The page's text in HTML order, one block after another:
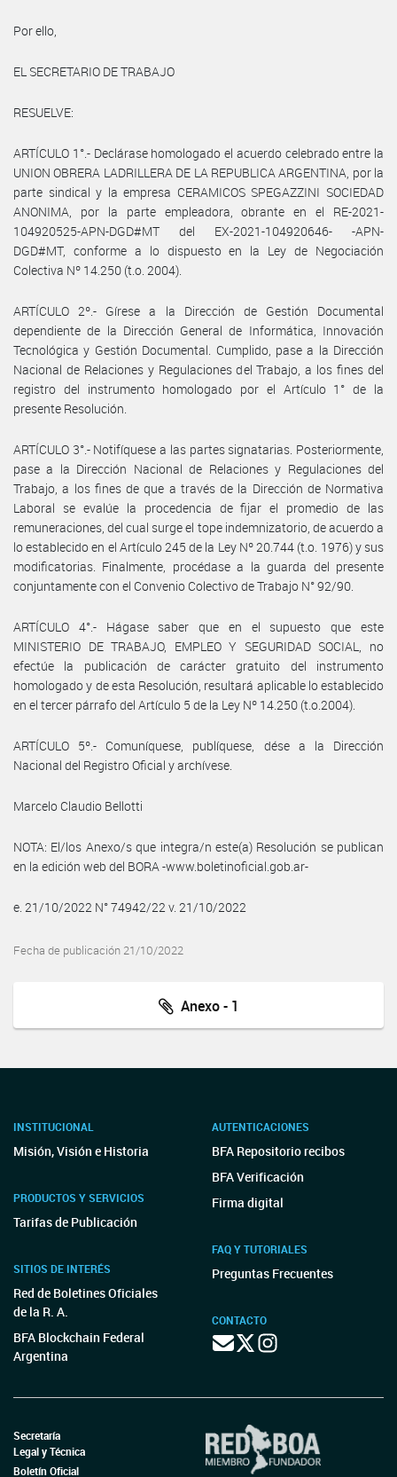
Por ello,
EL SECRETARIO DE TRABAJO
RESUELVE:
ARTÍCULO 1°.- Declárase homologado el acuerdo celebrado entre la
UNION OBRERA LADRILLERA DE LA REPUBLICA ARGENTINA, por la
parte sindical y la empresa CERAMICOS SPEGAZZINI SOCIEDAD
ANONIMA, por la parte empleadora, obrante en el RE-2021-
104920525-APN-DGD#MT del EX-2021-104920646- -APN-
DGD#MT, conforme a lo dispuesto en la Ley de Negociación
Colectiva Nº 14.250 (t.o. 2004).
ARTÍCULO 2º.- Gírese a la Dirección de Gestión Documental
dependiente de la Dirección General de Informática, Innovación
Tecnológica y Gestión Documental. Cumplido, pase a la Dirección
Nacional de Relaciones y Regulaciones del Trabajo, a los fines del
registro del instrumento homologado por el Artículo 1° de la
presente Resolución.
ARTÍCULO 3°.- Notifíquese a las partes signatarias. Posteriormente,
pase a la Dirección Nacional de Relaciones y Regulaciones del
Trabajo, a los fines de que a través de la Dirección de Normativa
Laboral se evalúe la procedencia de fijar el promedio de las
remuneraciones, del cual surge el tope indemnizatorio, de acuerdo a
lo establecido en el Artículo 245 de la Ley Nº 20.744 (t.o. 1976) y sus
modificatorias. Finalmente, procédase a la guarda del presente
conjuntamente con el Convenio Colectivo de Trabajo N° 92/90.
ARTÍCULO 4°.- Hágase saber que en el supuesto que este
MINISTERIO DE TRABAJO, EMPLEO Y SEGURIDAD SOCIAL, no
efectúe la publicación de carácter gratuito del instrumento
homologado y de esta Resolución, resultará aplicable lo establecido
en el tercer párrafo del Artículo 5 de la Ley Nº 14.250 (t.o.2004).
ARTÍCULO 5º.- Comuníquese, publíquese, dése a la Dirección
Nacional del Registro Oficial y archívese.
Marcelo Claudio Bellotti
NOTA: El/los Anexo/s que integra/n este(a) Resolución se publican
en la edición web del BORA -www.boletinoficial.gob.ar-
e. 21/10/2022 N° 74942/22 v. 21/10/2022
Fecha de publicación 21/10/2022
Anexo - 1
INSTITUCIONAL
Misión, Visión e Historia
PRODUCTOS Y SERVICIOS
Tarifas de Publicación
SITIOS DE INTERÉS
Red de Boletines Oficiales
de la R. A.
BFA Blockchain Federal
Argentina
AUTENTICACIONES
BFA Repositorio recibos
BFA Verificación
Firma digital
FAQ Y TUTORIALES
Preguntas Frecuentes
CONTACTO
Secretaría
Legal y Técnica
Boletín Oficial